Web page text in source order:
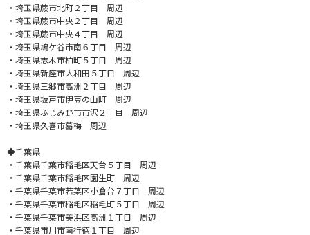
・埼玉県蕨市北町２丁目 周辺
・埼玉県蕨市中央２丁目 周辺
・埼玉県蕨市中央４丁目 周辺
・埼玉県鳩ケ谷市南６丁目 周辺
・埼玉県志木市柏町５丁目 周辺
・埼玉県新座市大和田５丁目 周辺
・埼玉県三郷市高洲２丁目 周辺
・埼玉県坂戸市伊豆の山町 周辺
・埼玉県ふじみ野市市沢２丁目 周辺
・埼玉県久喜市葛梅 周辺
◆千葉県
・千葉県千葉市稲毛区天台５丁目 周辺
・千葉県千葉市稲毛区園生町 周辺
・千葉県千葉市若葉区小倉台７丁目 周辺
・千葉県千葉市稲毛区稲毛町５丁目 周辺
・千葉県千葉市美浜区高洲１丁目 周辺
・千葉県市川市南行徳１丁目 周辺